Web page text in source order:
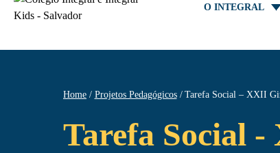
O INTEGRAL
Home Projetos Pedagógicos Tarefa Social – XXII
Tarefa Social